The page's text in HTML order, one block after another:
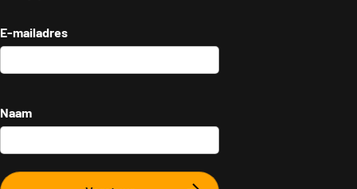
E-mailadres
Naam